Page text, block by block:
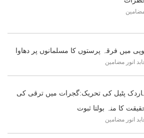
میں فرقہ پرستوں کا مسلمانوں پر دھاوا
انور مضامین
ہاردک پٹیل کی تحریک:گجرات میں ترقی کی
کا منہ بولتا ثبوت
انور مضامین